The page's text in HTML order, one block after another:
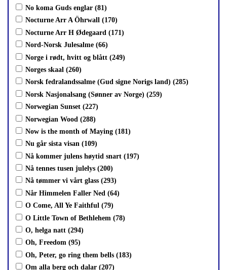
No koma Guds englar (81)
Nocturne Arr A Öhrwall (170)
Nocturne Arr H Ødegaard (171)
Nord-Norsk Julesalme (66)
Norge i rødt, hvitt og blått (249)
Norges skaal (260)
Norsk fedralandssalme (Gud signe Norigs land) (285)
Norsk Nasjonalsang (Sønner av Norge) (259)
Norwegian Sunset (227)
Norwegian Wood (288)
Now is the month of Maying (181)
Nu går sista visan (109)
Nå kommer julens høytid snart (197)
Nå tennes tusen julelys (200)
Nå tømmer vi vårt glass (293)
Når Himmelen Faller Ned (64)
O Come, All Ye Faithful (79)
O Little Town of Bethlehem (78)
O, helga natt (294)
Oh, Freedom (95)
Oh, Peter, go ring them bells (183)
Om alla berg och dalar (207)